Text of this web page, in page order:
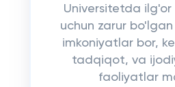
Universitetda
uchun zarur
imkoniyatlar bor,
tadqiqot, va
faoliyatlar